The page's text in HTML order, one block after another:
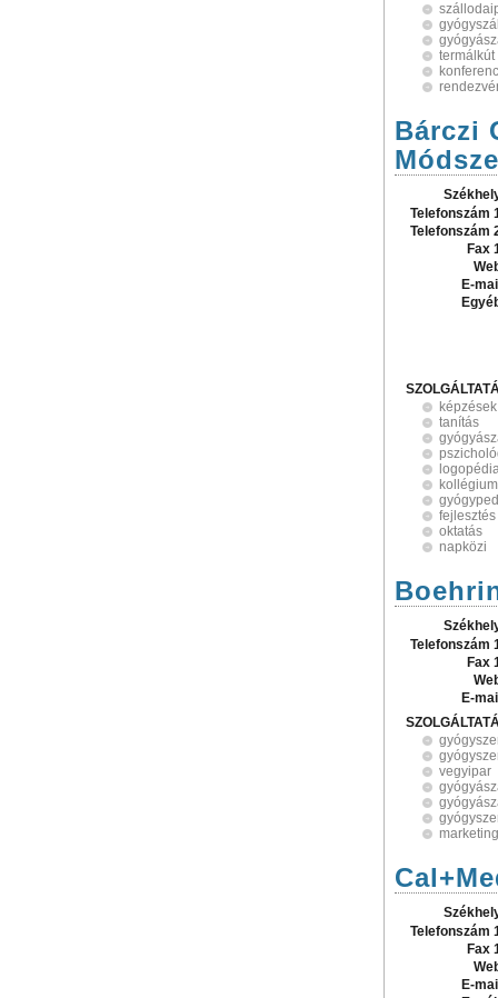
termálkút
Bárczi
Telefonszám
Telefonszám
Fax
E-
képzések
tanítás
kollégium
fejlesztés
oktatás
napközi
Telefonszám
Fax
E-
vegyipar
marketing
Telefonszám
Fax
E-